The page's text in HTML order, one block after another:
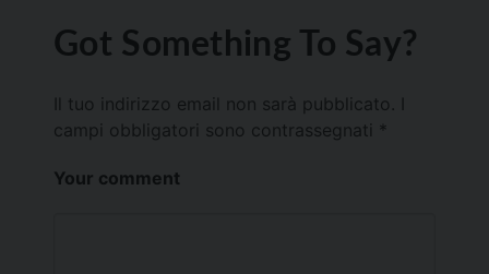
Got Something To Say?
Il tuo indirizzo email non sarà pubblicato.
campi obbligatori sono contrassegnati *
Your comment